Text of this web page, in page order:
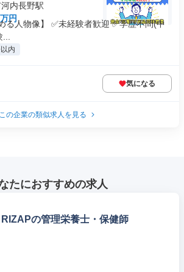
内長野駅
円
る人物像】 ✅未経験者歓迎 ✅学歴不問(中
内
気になる
この企業の類似求人を見る
たにおすすめの求人
RIZAPの管理栄養士・保健師